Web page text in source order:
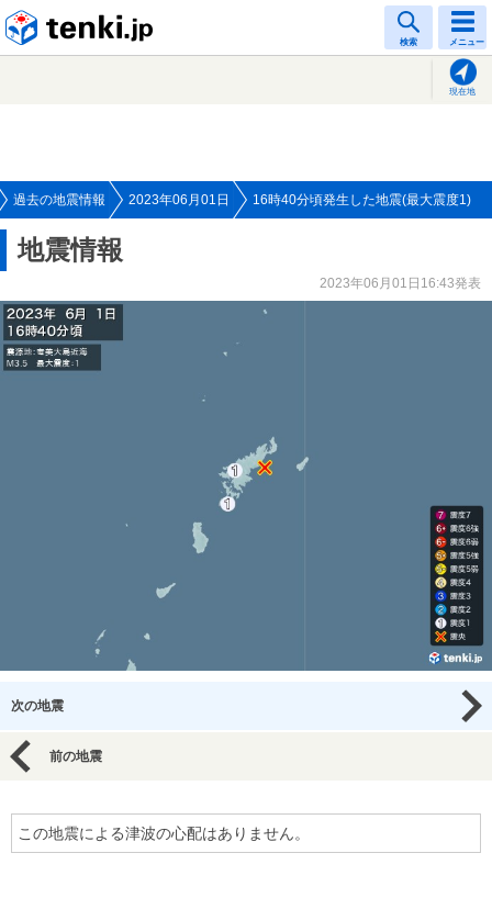
検索 メニュー
現在地
過去の地震情報 2023年06月01日 16時40分頃発生した地震(最大震度1)
地震情報
2023年06月01日16:43発表
次の地震
前の地震
この地震による津波の心配はありません。